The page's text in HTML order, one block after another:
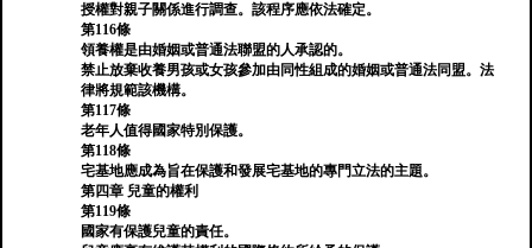
授權對親子關係進行調查。該程序應依法確定。
第116條
領養權是由婚姻或普通法聯盟的人承認的。
禁止放棄收養男孩或女孩參加由同性組成的婚姻或普通法同盟。法
律將規範該機構。
第117條
老年人值得國家特別保護。
第118條
宅基地應成為旨在保護和發展宅基地的專門立法的主題。
第四章 兒童的權利
第119條
國家有保護兒童的責任。